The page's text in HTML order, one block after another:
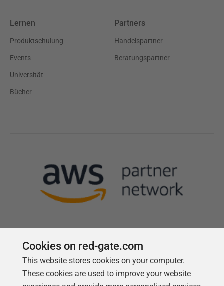
Lernen
Produktschulung
Events
Universität
Bücher
Partners
Handelspartner
Beratungspartner
Follow us
Cookies on red-gate.com
This website stores cookies on your computer.
These cookies are used to improve your website